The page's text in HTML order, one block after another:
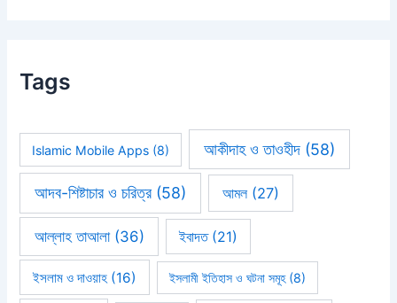
Tags
Islamic Mobile Apps (8) আকীদাহ ও তাওহীদ(58)
আদব-শিষ্টাচার ও চরিত্র(58) আমল(27)
আল্লাহ তাআলা(36) ইবাদত(21)
ইসলাম ও দাওয়াহ (16) ইসলামী ইতিহাস ও ঘটনা সমূহ(8)